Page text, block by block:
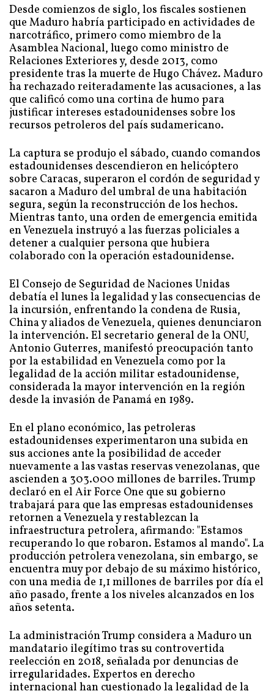
Desde comienzos de siglo, los fiscales sostienen
que Maduro habría participado en actividades de
narcotráfico, primero como miembro de la
Asamblea Nacional, luego como ministro de
Relaciones Exteriores y, desde 2013, como
presidente tras la muerte de Hugo Chávez. Maduro
ha rechazado reiteradamente las acusaciones, a las
que calificó como una cortina de humo para
justificar intereses estadounidenses sobre los
recursos petroleros del país sudamericano.
La captura se produjo el sábado, cuando comandos
estadounidenses descendieron en helicóptero
sobre Caracas, superaron el cordón de seguridad y
sacaron a Maduro del umbral de una habitación
segura, según la reconstrucción de los hechos.
Mientras tanto, una orden de emergencia emitida
en Venezuela instruyó a las fuerzas policiales a
detener a cualquier persona que hubiera
colaborado con la operación estadounidense.
El Consejo de Seguridad de Naciones Unidas
debatía el lunes la legalidad y las consecuencias de
la incursión, enfrentando la condena de Rusia,
China y aliados de Venezuela, quienes denunciaron
la intervención. El secretario general de la ONU,
Antonio Guterres, manifestó preocupación tanto
por la estabilidad en Venezuela como por la
legalidad de la acción militar estadounidense,
considerada la mayor intervención en la región
desde la invasión de Panamá en 1989.
En el plano económico, las petroleras
estadounidenses experimentaron una subida en
sus acciones ante la posibilidad de acceder
nuevamente a las vastas reservas venezolanas, que
ascienden a 303.000 millones de barriles. Trump
declaró en el Air Force One que su gobierno
trabajará para que las empresas estadounidenses
retornen a Venezuela y restablezcan la
infraestructura petrolera, afirmando: "Estamos
recuperando lo que robaron. Estamos al mando". La
producción petrolera venezolana, sin embargo, se
encuentra muy por debajo de su máximo histórico,
con una media de 1,1 millones de barriles por día el
año pasado, frente a los niveles alcanzados en los
años setenta.
La administración Trump considera a Maduro un
mandatario ilegítimo tras su controvertida
reelección en 2018, señalada por denuncias de
irregularidades. Expertos en derecho
internacional han cuestionado la legalidad de la